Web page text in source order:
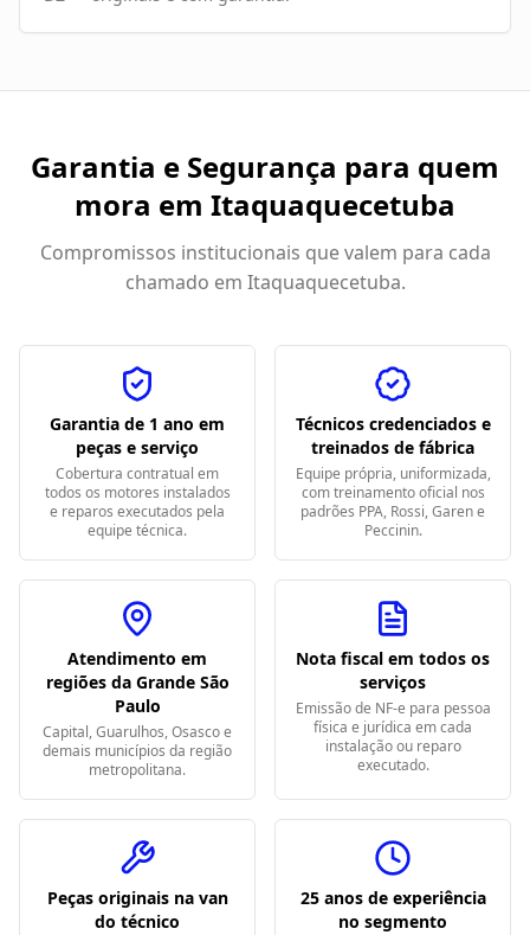
Garantia e Segurança para quem
mora em Itaquaquecetuba
Compromissos institucionais que valem para cada
chamado em Itaquaquecetuba.
Garantia de 1 ano em
peças e serviço
Cobertura contratual em
todos os motores instalados
e reparos executados pela
equipe técnica.
Técnicos credenciados e
treinados de fábrica
Equipe própria, uniformizada,
com treinamento oficial nos
padrões PPA, Rossi, Garen e
Peccinin.
Atendimento em
regiões da Grande São
Paulo
Capital, Guarulhos, Osasco e
demais municípios da região
metropolitana.
Nota fiscal em todos os
serviços
Emissão de NF-e para pessoa
física e jurídica em cada
instalação ou reparo
executado.
Peças originais na van
do técnico
25 anos de experiência
no segmento